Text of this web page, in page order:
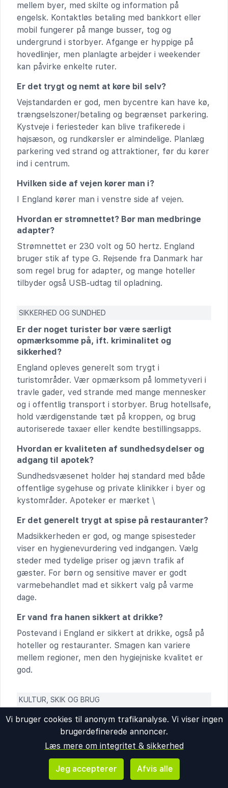
mellem byer, med skilte og information på
engelsk. Kontaktløs betaling med bankkort eller
mobil fungerer på mange busser, tog og
undergrund i storbyer. Afgange er hyppige på
hovedlinjer, men planlagte arbejder i weekender
kan påvirke enkelte ruter.
Er det trygt og nemt at køre bil selv?
Vejstandarden er god, men bycentre kan have kø,
trængselszoner/betaling og begrænset parkering.
Kystveje i feriesteder kan blive trafikerede i
højsæson, og rundkørsler er almindelige. Planlæg
parkering ved strand og attraktioner, før du kører
ind i centrum.
Hvilken side af vejen kører man i?
I England kører man i venstre side af vejen.
Hvordan er strømnettet? Bør man medbringe
adapter?
Strømnettet er 230 volt og 50 hertz. England
bruger stik af type G. Rejsende fra Danmark har
som regel brug for adapter, og mange hoteller
tilbyder også USB-udtag til opladning.
SIKKERHED OG SUNDHED
Er der noget turister bør være særligt
opmærksomme på, ift. kriminalitet og
sikkerhed?
England opleves generelt som trygt i
turistområder. Vær opmærksom på lommetyveri i
travle gader, ved strande med mange mennesker
og i offentlig transport i storbyer. Brug hotellsafe,
hold værdigenstande tæt på kroppen, og brug
autoriserede taxaer eller kendte bestillingsapps.
Hvordan er kvaliteten af sundhedsydelser og
adgang til apotek?
Sundhedsvæsenet holder høj standard med både
offentlige sygehuse og private klinikker i byer og
kystområder. Apoteker er mærket \
Er det generelt trygt at spise på restauranter?
Madsikkerheden er god, og mange spisesteder
viser en hygienevurdering ved indgangen. Vælg
steder med tydelige priser og jævn trafik af
gæster. For børn og sensitive maver er godt
varmebehandlet mad et sikkert valg på varme
dage.
Er vand fra hanen sikkert at drikke?
Postevand i England er sikkert at drikke, også på
hoteller og restauranter. Smagen kan variere
mellem regioner, men den hygiejniske kvalitet er
god.
KULTUR, SKIK OG BRUG
Er der kulturelle regler og lokale skikke, man
bør være opmærksom på?
Kø-kultur tages alvorligt, og i rulletrapper i
på stranden og ved pool, og man tager normalt tøj
på i bybilledet og i butikker. I kirker og ved
Vi bruger cookies til anonym trafikanalyse. Vi viser ingen
brugerdefinerede annoncer.
Læs mere om integritet & sikkerhed
Jeg accepterer Afvis alle